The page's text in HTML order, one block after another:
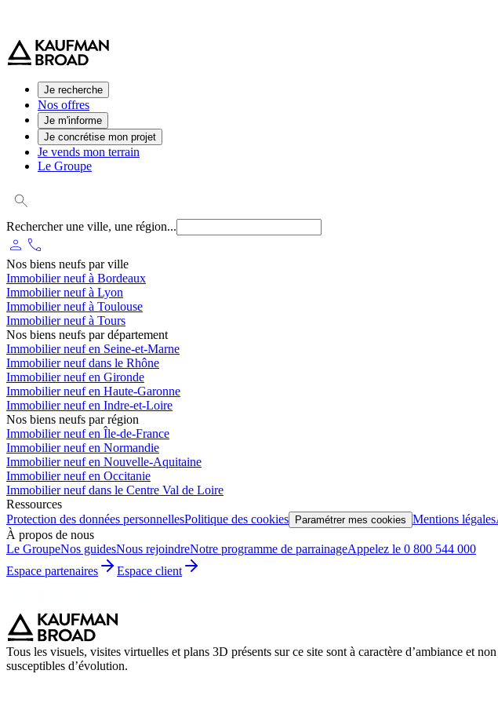
Je recherche
Nos offres
Je m'informe
Je concrétise mon projet
Je vends mon terrain
Le Groupe
Rechercher une ville, une région...
person phone
Nos biens neufs par ville
Immobilier neuf à Bordeaux
Immobilier neuf à Lyon
Immobilier neuf à Toulouse
Immobilier neuf à Tours
Nos biens neufs par département
Immobilier neuf en Seine-et-Marne
Immobilier neuf dans le Rhône
Immobilier neuf en Gironde
Immobilier neuf en Haute-Garonne
Immobilier neuf en Indre-et-Loire
Nos biens neufs par région
Immobilier neuf en Île-de-France
Immobilier neuf en Normandie
Immobilier neuf en Nouvelle-Aquitaine
Immobilier neuf en Occitanie
Immobilier neuf dans le Centre Val de Loire
Ressources
Protection des données personnellesPolitique des cookies Paramétrer mes cookies Mentions légales
À propos de nous
Le GroupeNos guidesNous rejoindreNotre programme de parrainageAppelez le 0 800 544 000
Espace partenaires
Espace client
Tous les visuels, visites virtuelles et plans 3D présents sur ce site sont à caractère d’ambiance et
susceptibles d’évolution.